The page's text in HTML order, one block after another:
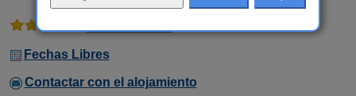
Fechas Libres
Contactar con el alojamiento